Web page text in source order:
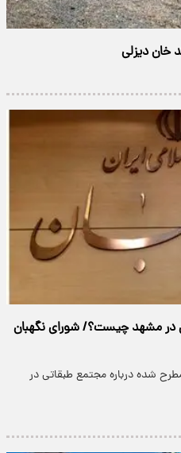
خان دیزلی
نگهبان در مشهد چیست؟/ شورای نگهبان
شده درباره مجتمع طبقاتی در